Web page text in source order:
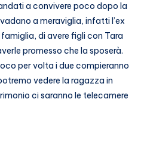
a convivere poco dopo la
a meraviglia, infatti l’ex
di avere figli con Tara
promesso che la sposerà.
per volta i due compieranno
vedere la ragazza in
ci saranno le telecamere